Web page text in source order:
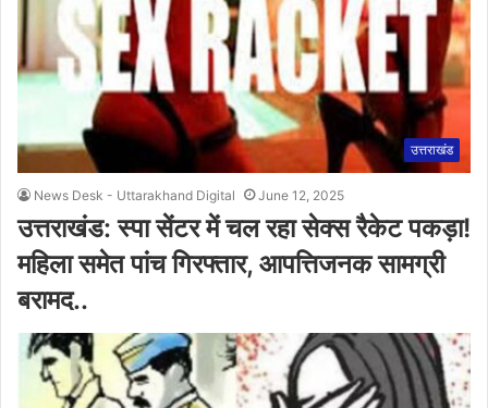
उत्तराखंड
News Desk - Uttarakhand Digital June 12, 2025
उत्तराखंड: स्पा सेंटर में चल रहा सेक्स रैकेट पकड़ा!
महिला समेत पांच गिरफ्तार, आपत्तिजनक सामग्री
बरामद..